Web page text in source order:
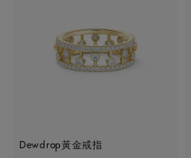
Dewdrop黃金戒指